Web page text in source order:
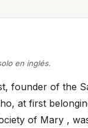
en inglés.
founder of the
at first
of Mary ,